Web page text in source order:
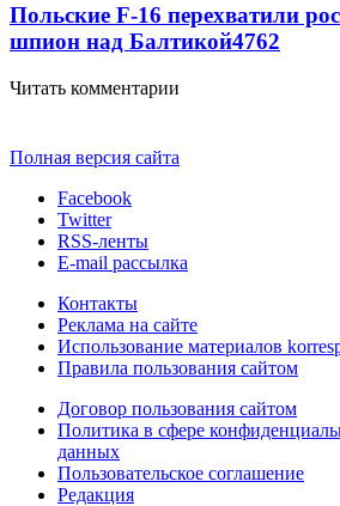
Польские F-16 перехватили
шпион над Балтикой4762
Читать комментарии
Полная версия сайта
Facebook
Twitter
RSS-ленты
E-mail рассылка
Контакты
Реклама на сайте
Использование материалов
Правила пользования сайтом
Договор пользования сайтом
Политика в сфере
данных
Пользовательское соглашение
Редакция